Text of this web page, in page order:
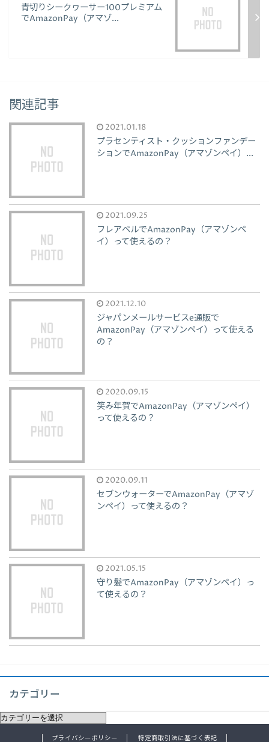
青切りシークヮーサー100プレミアム
でAmazonPay（アマゾ...
関連記事
2021.01.18
プラセンティスト・クッションファンデー
ションでAmazonPay（アマゾンペイ）...
2021.09.25
フレアベルでAmazonPay（アマゾンペ
イ）って使えるの？
2021.12.10
ジャパンメールサービスe通販で
AmazonPay（アマゾンペイ）って使える
の？
2020.09.15
笑み年賀でAmazonPay（アマゾンペイ）
って使えるの？
2020.09.11
セブンウォーターでAmazonPay（アマゾ
ンペイ）って使えるの？
2021.05.15
守り髪でAmazonPay（アマゾンペイ）っ
て使えるの？
カテゴリー
プライバシーポリシー 特定商取引法に基づく表記